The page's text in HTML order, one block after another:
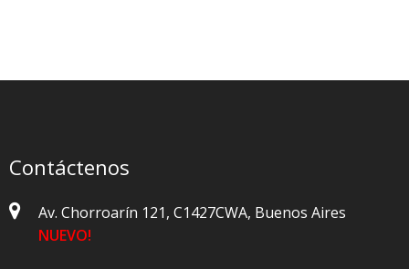
Contáctenos
Av. Chorroarín 121, C1427CWA, Buenos Aires
NUEVO!